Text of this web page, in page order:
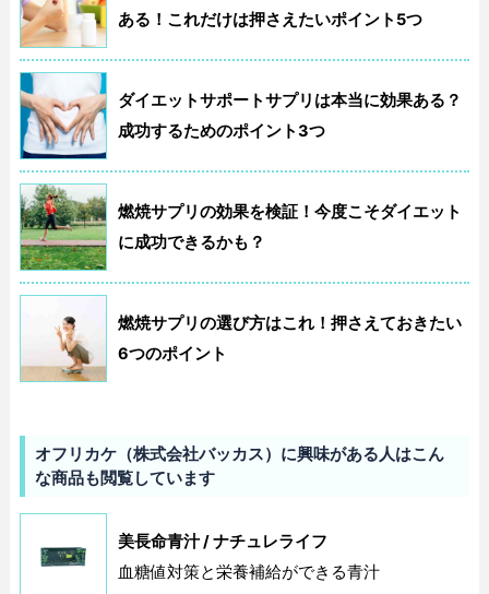
ある！これだけは押さえたいポイント5つ
ダイエットサポートサプリは本当に効果ある？
成功するためのポイント3つ
燃焼サプリの効果を検証！今度こそダイエット
に成功できるかも？
燃焼サプリの選び方はこれ！押さえておきたい
6つのポイント
オフリカケ（株式会社バッカス）に興味がある人はこん
な商品も閲覧しています
美長命青汁 / ナチュレライフ
血糖値対策と栄養補給ができる青汁